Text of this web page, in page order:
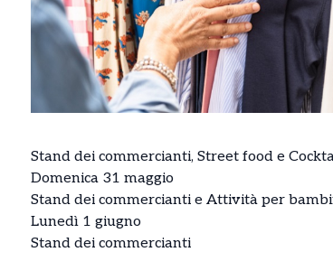
Stand dei commercianti, Street food e
Domenica 31 maggio
Stand dei commercianti e Attività per
Lunedì 1 giugno
Stand dei commercianti